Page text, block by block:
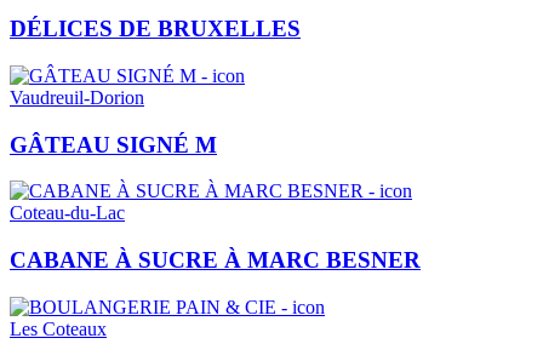
DÉLICES DE BRUXELLES
Vaudreuil-Dorion
GÂTEAU SIGNÉ M
Coteau-du-Lac
CABANE À SUCRE À MARC BESNER
Les Coteaux